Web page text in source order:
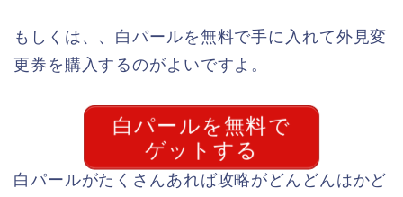
もしくは、、白パールを無料で手に入れて外見変
更券を購入するのがよいですよ。
白パールを無料で
ゲットする
白パールがたくさんあれば攻略がどんどんはかど